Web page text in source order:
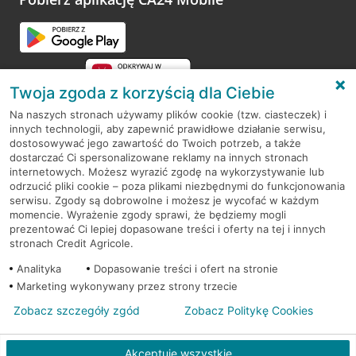
RODO
Regulamin serwisu
Mapa serwisu
PolitykaCookies
© 2026 Credit Agricole Bank Polska S.A. Wszelkie prawa zastrzeżone
Twoja zgoda z korzyścią dla Ciebie
Na naszych stronach używamy plików cookie (tzw. ciasteczek) i
innych technologii, aby zapewnić prawidłowe działanie serwisu,
dostosowywać jego zawartość do Twoich potrzeb, a także
dostarczać Ci spersonalizowane reklamy na innych stronach
internetowych. Możesz wyrazić zgodę na wykorzystywanie lub
odrzucić pliki cookie – poza plikami niezbędnymi do funkcjonowania
serwisu. Zgody są dobrowolne i możesz je wycofać w każdym
momencie. Wyrażenie zgody sprawi, że będziemy mogli
prezentować Ci lepiej dopasowane treści i oferty na tej i innych
stronach Credit Agricole.
Analityka
Dopasowanie treści i ofert na stronie
Marketing wykonywany przez strony trzecie
Akceptuję wszystkie
Zobacz szczegóły zgód Zobacz Politykę Cookies